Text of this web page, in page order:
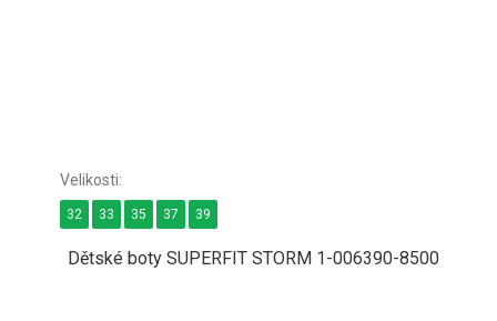
Dětské boty SUPERFIT STORM 1-006390-8500
32 33 35 37 39